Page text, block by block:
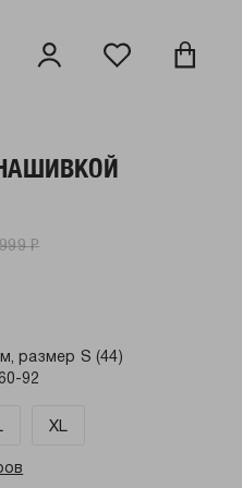
Р
размер S (44)
92
XL